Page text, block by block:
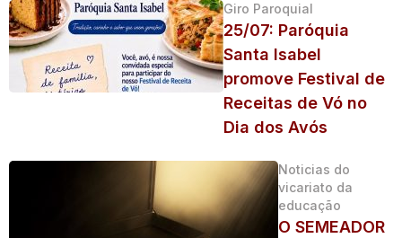
Giro Paroquial
25/07: Paróquia
Santa Isabel
promove Festival de
Receitas de Vó no
Dia dos Avós
Noticias do
vicariato da
educação
O SEMEADOR